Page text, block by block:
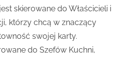
skierowane do Właścicieli i
którzy chcą w znaczący
swojej karty.
do Szefów Kuchni,